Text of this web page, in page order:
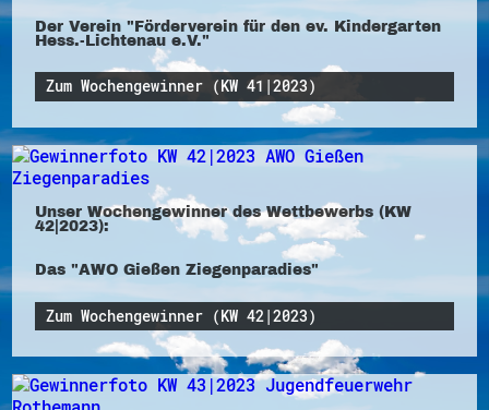
Der Verein "Förderverein für den ev. Kindergarten
Hess.-Lichtenau e.V."
Zum Wochengewinner (KW 41|2023)
Unser Wochengewinner des Wettbewerbs (KW
42|2023):
Das "AWO Gießen Ziegenparadies"
Zum Wochengewinner (KW 42|2023)